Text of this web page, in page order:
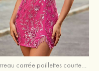
Fourreau carrée paillettes courte/mini robe de fête de la rentrée